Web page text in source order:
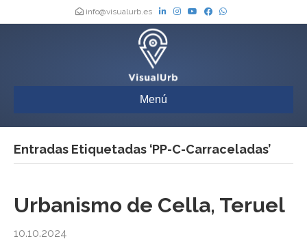
info@visualurb.es
Menú
Entradas Etiquetadas ‘PP-C-Carraceladas’
Urbanismo de Cella, Teruel
10.10.2024